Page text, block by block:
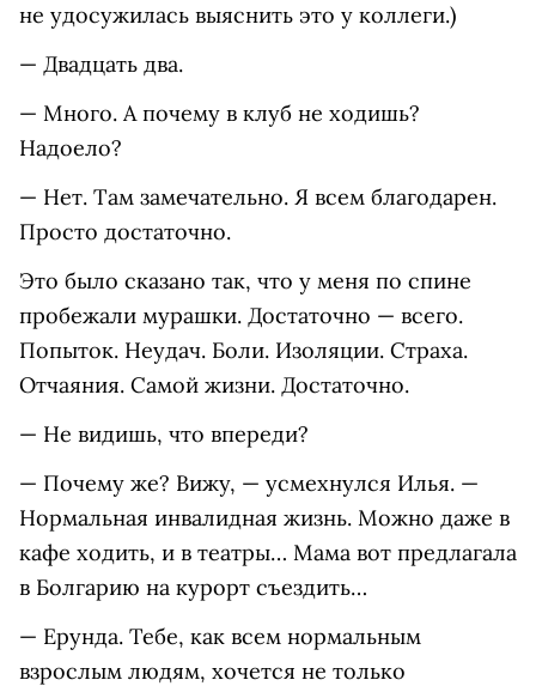
не удосужилась выяснить это у коллеги.)
— Двадцать два.
— Много. А почему в клуб не ходишь?
Надоело?
— Нет. Там замечательно. Я всем благодарен.
Просто достаточно.
Это было сказано так, что у меня по спине
пробежали мурашки. Достаточно — всего.
Попыток. Неудач. Боли. Изоляции. Страха.
Отчаяния. Самой жизни. Достаточно.
— Не видишь, что впереди?
— Почему же? Вижу, — усмехнулся Илья. —
Нормальная инвалидная жизнь. Можно даже в
кафе ходить, и в театры… Мама вот предлагала
в Болгарию на курорт съездить…
— Ерунда. Тебе, как всем нормальным
взрослым людям, хочется не только